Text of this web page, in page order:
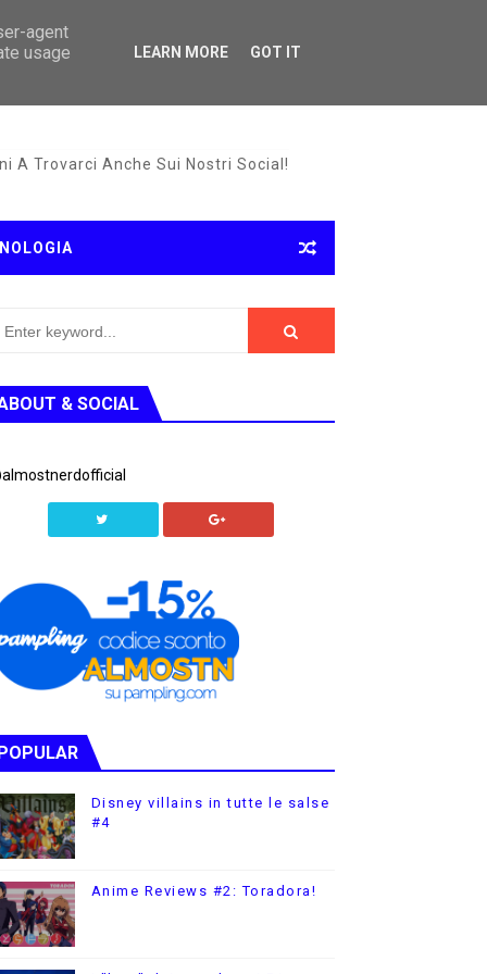
A Trovarci Anche Sui Nostri Social!
& SOCIAL
Disney villains in tutte le salse
#4
Anime Reviews #2: Toradora!
agent
usage
LEARN MORE GOT IT